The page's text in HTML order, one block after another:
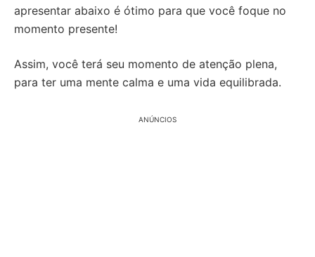
apresentar abaixo é ótimo para que você foque no
momento presente!
Assim, você terá seu momento de atenção plena,
para ter uma mente calma e uma vida equilibrada.
ANÚNCIOS